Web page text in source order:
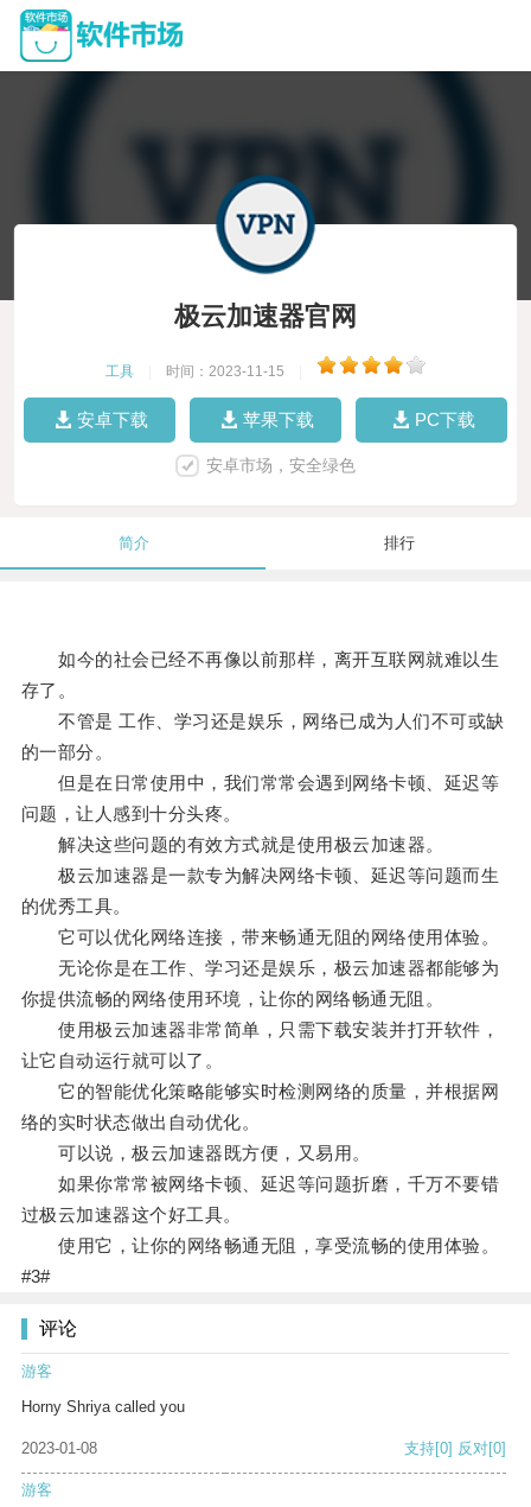
极云加速器官网
工具 时间：2023-11-15
安卓下载 苹果下载 PC下载
安卓市场，安全绿色
简介 排行
如今的社会已经不再像以前那样，离开互联网就难以生
存了。
不管是 工作、学习还是娱乐，网络已成为人们不可或缺
的一部分。
但是在日常使用中，我们常常会遇到网络卡顿、延迟等
问题，让人感到十分头疼。
解决这些问题的有效方式就是使用极云加速器。
极云加速器是一款专为解决网络卡顿、延迟等问题而生
的优秀工具。
它可以优化网络连接，带来畅通无阻的网络使用体验。
无论你是在工作、学习还是娱乐，极云加速器都能够为
你提供流畅的网络使用环境，让你的网络畅通无阻。
使用极云加速器非常简单，只需下载安装并打开软件，
让它自动运行就可以了。
它的智能优化策略能够实时检测网络的质量，并根据网
络的实时状态做出自动优化。
可以说，极云加速器既方便，又易用。
如果你常常被网络卡顿、延迟等问题折磨，千万不要错
过极云加速器这个好工具。
使用它，让你的网络畅通无阻，享受流畅的使用体验。
#3#
评论
游客
Horny Shriya called you
2023-01-08 支持[0] 反对[0]
游客